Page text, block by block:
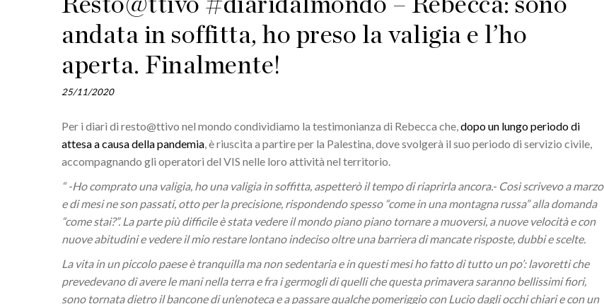
andata in soffitta, ho preso la valigia e l’ho
aperta. Finalmente!
25/11/2020
Per i diari di resto@ttivo nel mondo condividiamo la testimonianza di Rebecca che,dopo un lungo periodo di
attesa a causa della pandemia, è riuscita a partire per la Palestina, dove svolgerà il suo periodo di servizio civile,
accompagnando gli operatori del VIS nelle loro attività nel territorio.
“ -Ho comprato una valigia, ho una valigia in soffitta, aspetterò il tempo di riaprirla ancora.- Così scrivevo a marzo
e di mesi ne son passati, otto per la precisione, rispondendo spesso “come in una montagna russa” alla domanda
“come stai?”. La parte più difficile è stata vedere il mondo piano piano tornare a muoversi, a nuove velocità e con
nuove abitudini e vedere il mio restare lontano indeciso oltre una barriera di mancate risposte, dubbi e scelte.
La vita in un piccolo paese è tranquilla ma non sedentaria e in questi mesi ho fatto di tutto un po’: lavoretti che
prevedevano di avere le mani nella terra e fra i germogli di quelli che questa primavera saranno bellissimi fiori,
sono tornata dietro il bancone di un’enoteca e a passare qualche pomeriggio con Lucio dagli occhi chiari e con un